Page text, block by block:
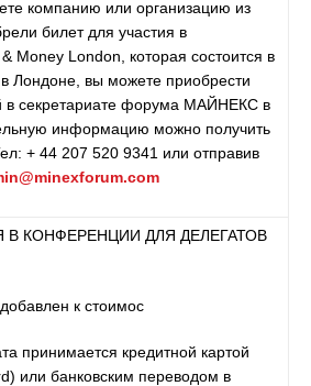
компанию или организацию из
билет для участия в
Money London, которая состоится в
Лондоне, вы можете приобрести
в секретариате форума МАЙНЕКС в
информацию можно получить
+ 44 207 520 9341 или отправив
КОНФЕРЕНЦИИ ДЛЯ ДЕЛЕГАТОВ
к стоимос
принимается кредитной картой
или банковским переводом в